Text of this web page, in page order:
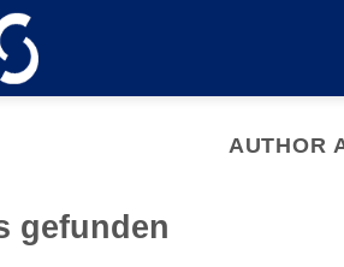
AUTHOR
gefunden